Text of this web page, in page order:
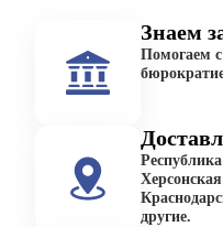
Знаем
Помогаем
другие.